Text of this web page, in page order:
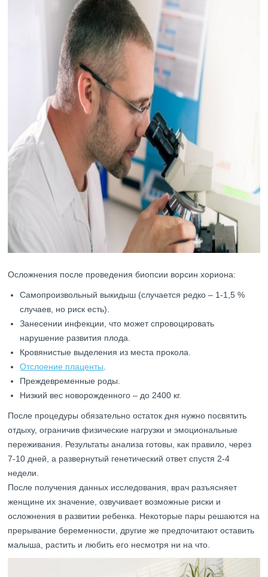
Осложнения после проведения биопсии ворсин хориона:
Самопроизвольный выкидыш (случается редко – 1-1,5 %
случаев, но риск есть).
Занесении инфекции, что может спровоцировать
нарушение развития плода.
Кровянистые выделения из места прокола.
Отслоение плаценты
Преждевременные роды.
Низкий вес новорожденного – до 2400 кг.
После процедуры обязательно остаток дня нужно посвятить
отдыху, ограничив физические нагрузки и эмоциональные
переживания. Результаты анализа готовы, как правило, через
7-10 дней, а развернутый генетический ответ спустя 2-4
недели.
После получения данных исследования, врач разъясняет
женщине их значение, озвучивает возможные риски и
осложнения в развитии ребенка. Некоторые пары решаются на
прерывание беременности, другие же предпочитают оставить
малыша, растить и любить его несмотря ни на что.